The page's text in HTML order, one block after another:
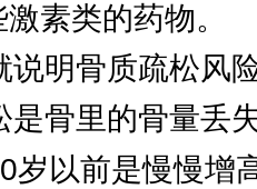
素类的药物。
说明骨质疏松风
骨里的骨量丢
岁以前是慢慢增